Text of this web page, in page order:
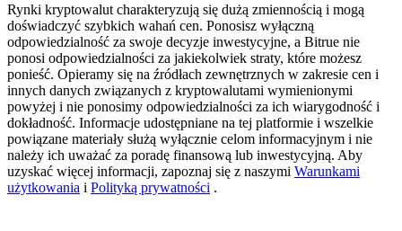
Precious Metals Trading Carnival
Trade Gold & Silver · 33,333 USDT Bonus
USDT New User Exclusive 10% APR
USDT Flexible Staking | Daily Rewards
Rynki kryptowalut charakteryzują się dużą zmiennością i mogą
doświadczyć szybkich wahań cen. Ponosisz wyłączną
odpowiedzialność za swoje decyzje inwestycyjne, a Bitrue nie
ponosi odpowiedzialności za jakiekolwiek straty, które możesz
ponieść. Opieramy się na źródłach zewnętrznych w zakresie cen i
innych danych związanych z kryptowalutami wymienionymi
powyżej i nie ponosimy odpowiedzialności za ich wiarygodność i
dokładność. Informacje udostępniane na tej platformie i wszelkie
powiązane materiały służą wyłącznie celom informacyjnym i nie
należy ich uważać za poradę finansową lub inwestycyjną. Aby
uzyskać więcej informacji, zapoznaj się z naszymi Warunkami
użytkowania i Polityką prywatności .